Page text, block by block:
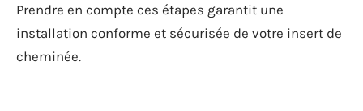
Prendre en compte ces étapes garantit une
installation conforme et sécurisée de votre insert de
cheminée.